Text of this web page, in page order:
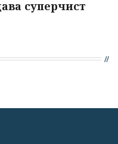
суперчист